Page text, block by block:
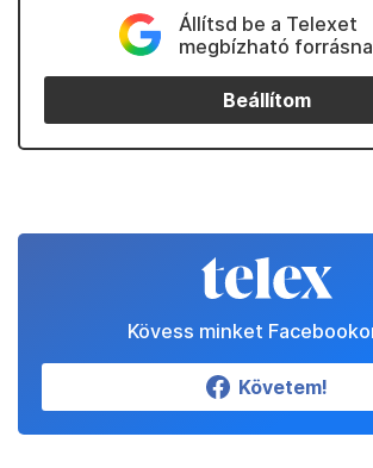
Állítsd be a Telexet
megbízható
Beállítom
Kövess minket
Követem!